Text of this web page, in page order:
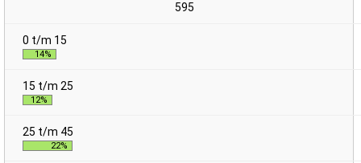
595
14%
12%
22%